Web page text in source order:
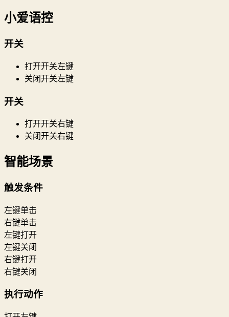
小爱语控
开关
打开开关左键
关闭开关左键
开关
打开开关右键
关闭开关右键
智能场景
触发条件
左键单击
右键单击
左键打开
左键关闭
右键打开
右键关闭
执行动作